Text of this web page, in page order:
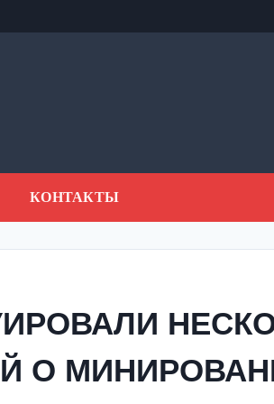
КОНТАКТЫ
О